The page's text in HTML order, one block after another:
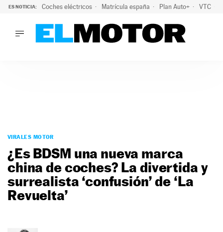
ES NOTICIA: Coches eléctricos Matrícula españa Plan Auto+ VTC
PODCAST
MOTOS
TECNOLOGÍA
MOTORTV
VIRALES MOTOR
¿Es BDSM una nueva marca
china de coches? La divertida y
surrealista ‘confusión’ de ‘La
Revuelta’